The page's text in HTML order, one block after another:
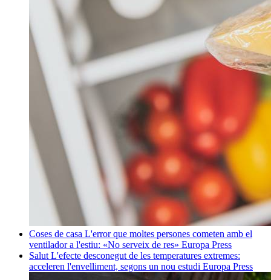
Coses de casa L'error que moltes persones cometen amb el
ventilador a l'estiu: «No serveix de res» Europa Press
Salut L'efecte desconegut de les temperatures extremes:
acceleren l'envelliment, segons un nou estudi Europa Press